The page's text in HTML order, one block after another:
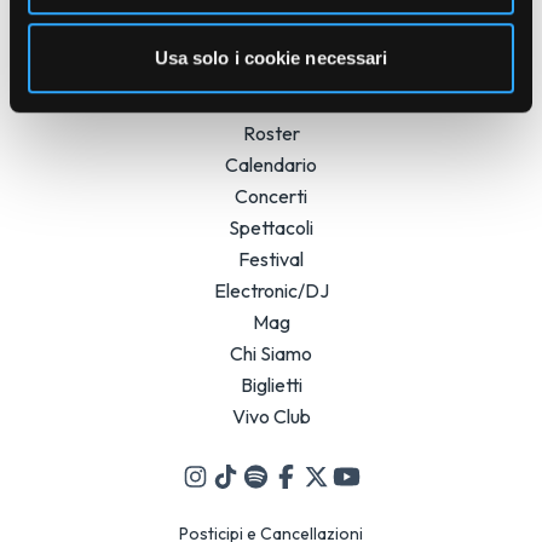
Usa solo i cookie necessari
Roster
Calendario
Concerti
Spettacoli
Festival
Electronic/DJ
Mag
Chi Siamo
Biglietti
Vivo Club
Posticipi e Cancellazioni